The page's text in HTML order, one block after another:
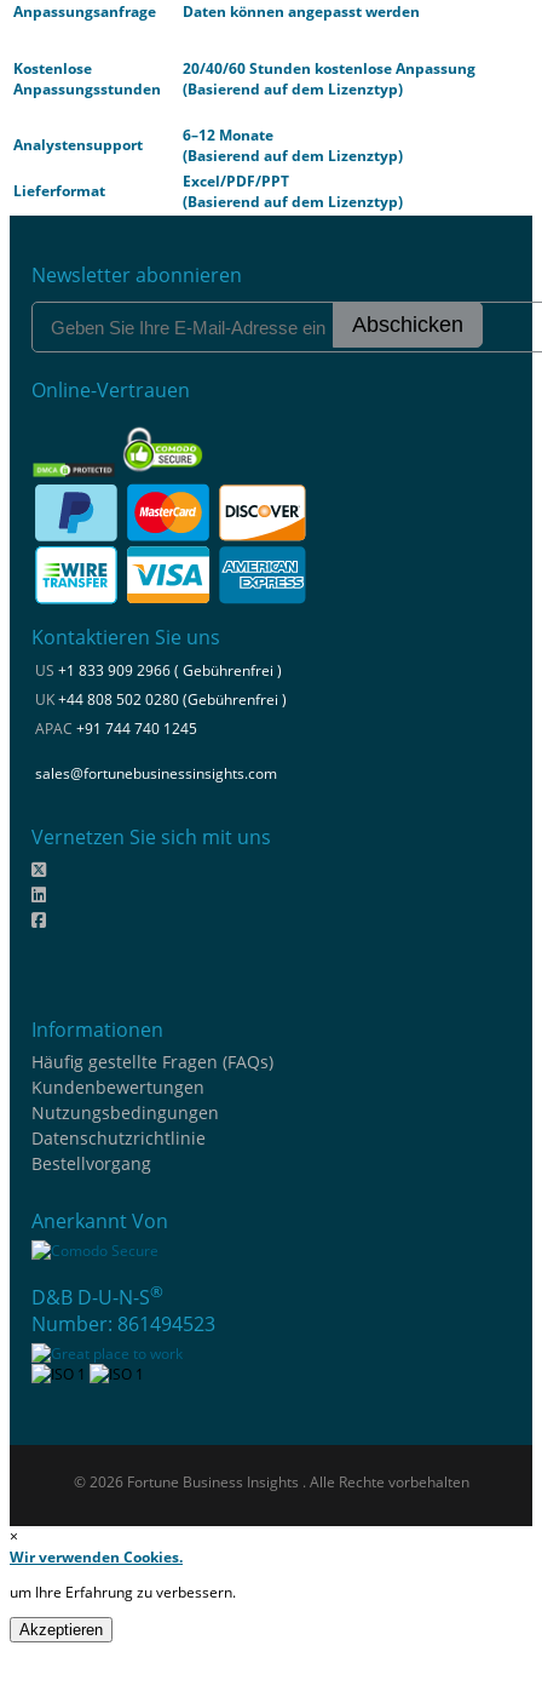
Anpassungsanfrage Daten können angepasst werden
Kostenlose
Anpassungsstunden
20/40/60 Stunden kostenlose Anpassung
(Basierend auf dem Lizenztyp)
Analystensupport
6–12 Monate
(Basierend auf dem Lizenztyp)
Lieferformat
Excel/PDF/PPT
(Basierend auf dem Lizenztyp)
Newsletter abonnieren
Abschicken
Online-Vertrauen
Kontaktieren Sie uns
US +1 833 909 2966 ( Gebührenfrei )
UK+44 808 502 0280 (Gebührenfrei )
APAC +91 744 740 1245
sales@fortunebusinessinsights.com
Vernetzen Sie sich mit uns
Informationen
Häufig gestellte Fragen (FAQs)
Kundenbewertungen
Nutzungsbedingungen
Datenschutzrichtlinie
Bestellvorgang
Anerkannt Von
D&B D-U-N-S®
Number: 861494523
© 2026 Fortune Business Insights . Alle Rechte vorbehalten
×
Wir verwenden Cookies.
um Ihre Erfahrung zu verbessern.
Akzeptieren